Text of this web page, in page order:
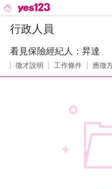
行政人員
看見保險經紀人：昇達
徵才說明 工作條件 應徵